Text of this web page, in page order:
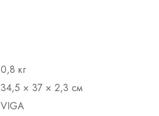
0,8 кг
34,5 × 37 × 2,3 см
VIGA